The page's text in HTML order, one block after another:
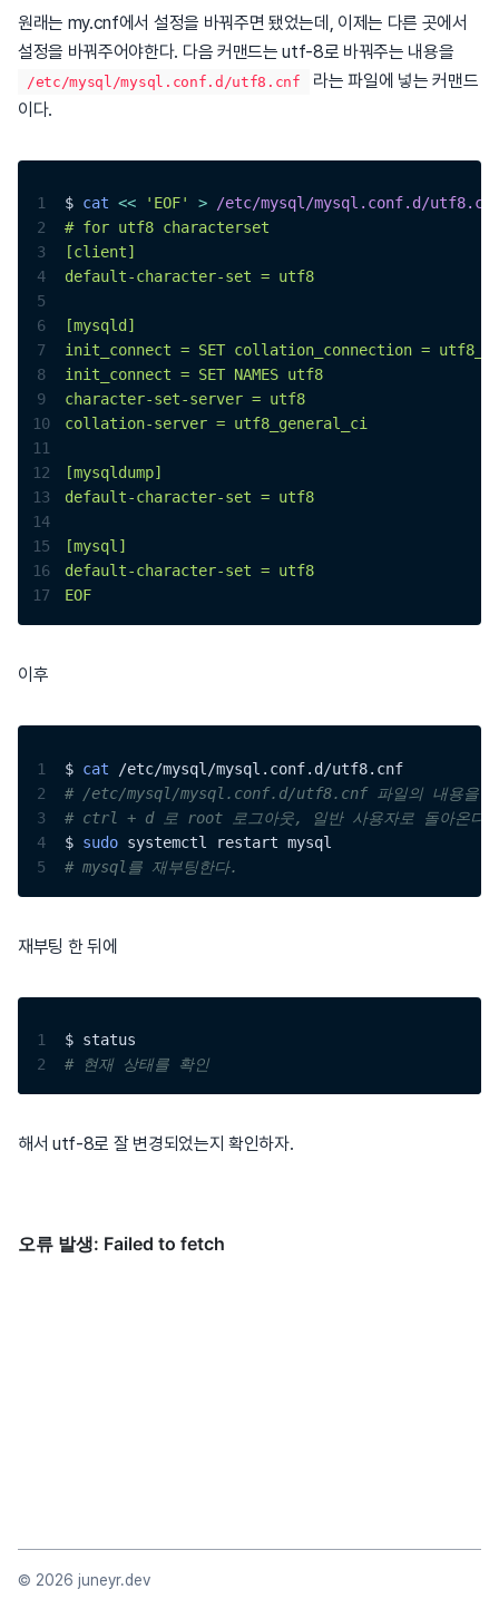
원래는 my.cnf에서 설정을 바꿔주면 됐었는데, 이제는 다른 곳에서
설정을 바꿔주어야한다. 다음 커맨드는 utf-8로 바꿔주는 내용을
/etc/mysql/mysql.conf.d/utf8.cnf
라는 파일에 넣는 커맨드
이다.
1 $ cat << 'EOF' > /etc/mysql/mysql.conf.d/
2
# for utf8 characterset
3
[client]
4
default-character-set = utf8
5
6
[mysqld]
7
init_connect = SET collation_connection =
8
init_connect = SET NAMES utf8
9
character-set-server = utf8
10
collation-server = utf8_general_ci
11
12
[mysqldump]
13
default-character-set = utf8
14
15
[mysql]
16
default-character-set = utf8
17
EOF
이후
1 $ cat /etc/mysql/mysql.conf.d/utf8.cnf
2
# /etc/mysql/mysql.conf.d/utf8.cnf 파일의 내용을
3
# ctrl + d 로 root 로그아웃, 일반 사용자로 돌아온다.
4
$ sudo systemctl restart mysql
5
# mysql를 재부팅한다.
재부팅 한 뒤에
1
$ status
2
# 현재 상태를 확인
해서 utf-8로 잘 변경되었는지 확인하자.
© 2026 juneyr.dev